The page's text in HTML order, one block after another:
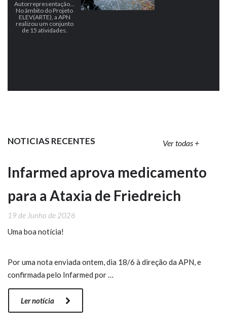
Autorrepresentação…
No âmbito do Projeto
ELEV(ARTE), a APN
realizou um conjunto
de 15 atividades.
NOTICIAS RECENTES Ver todas +
Infarmed aprova medicamento
para a Ataxia de Friedreich
19 de Junho de 2026
Uma boa notícia!
Por uma nota enviada ontem, dia 18/6 à direção da APN, e
confirmada pelo Infarmed por …
Ler notícia